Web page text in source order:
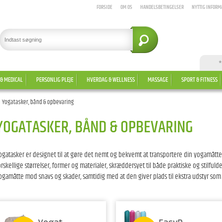
FORSIDE OM OS HANDELSBETINGELSER NYTTIG
*
MEDICAL PERSONLIG PLEJE HVERDAG & WELLNESS MASSAGE SPORT & FITNESS
Yogatasker, bånd & opbevaring
BÅND & OPBEVARING
er designet til at gøre det nemt og bekvemt at transportere din
størrelser, former og materialer, skræddersyet til både praktiske og
mod snavs og skader, samtidig med at den giver plads til ekstra udstyr